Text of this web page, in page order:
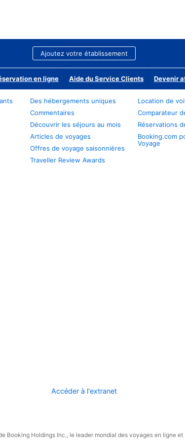
Ajoutez votre établissement
en ligne Aide du Service Clients Devenir
Des hébergements uniques
Commentaires
Découvrir les séjours au mois
Articles de voyages
Offres de voyage saisonnières
Traveller Review Awards
Location de
Comparateur
Réservations
Booking.com
Voyage
Accéder à l'extranet
Booking Holdings Inc., le leader mondial des voyages en ligne